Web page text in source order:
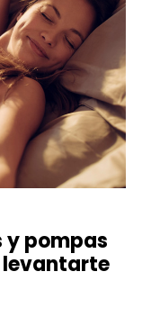
y pompas
levantarte